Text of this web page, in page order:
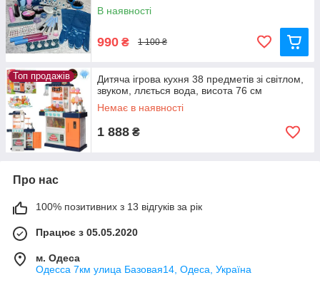
В наявності
990 ₴ 1 100 ₴
Топ продажів
Дитяча ігрова кухня 38 предметів зі світлом,
звуком, ллється вода, висота 76 см
Немає в наявності
1 888 ₴
Про нас
100% позитивних з 13 відгуків за рік
Працює з 05.05.2020
м. Одеса
Одесса 7км улица Базовая14, Одеса, Україна